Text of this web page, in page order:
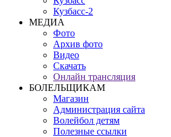
Кузбасс-2
МЕДИА
Фото
Архив фото
Видео
Скачать
Онлайн трансляция
БОЛЕЛЬЩИКАМ
Магазин
Администрация сайта
Волейбол детям
Полезные ссылки